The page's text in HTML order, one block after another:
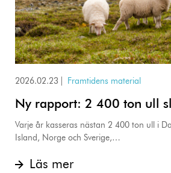
2026.02.23 Framtidens material
Ny rapport: 2 400 ton ull
Varje år kasseras nästan 2 400 ton ull i
Island, Norge och Sverige,…
Läs mer